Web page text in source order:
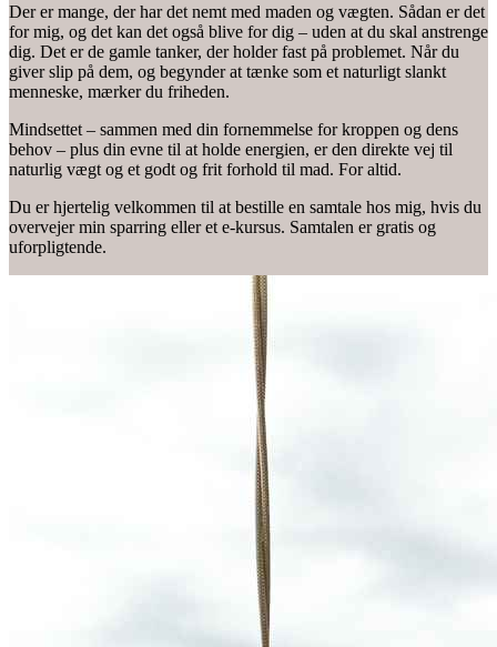
Der er mange, der har det nemt med maden og vægten. Sådan er det
for mig, og det kan det også blive for dig – uden at du skal anstrenge
dig. Det er de gamle tanker, der holder fast på problemet. Når du
giver slip på dem, og begynder at tænke som et naturligt slankt
menneske, mærker du friheden.
Mindsettet – sammen med din fornemmelse for kroppen og dens
behov – plus din evne til at holde energien, er den direkte vej til
naturlig vægt og et godt og frit forhold til mad. For altid.
Du er hjertelig velkommen til at bestille en samtale hos mig, hvis du
overvejer min sparring eller et e-kursus. Samtalen er gratis og
uforpligtende.